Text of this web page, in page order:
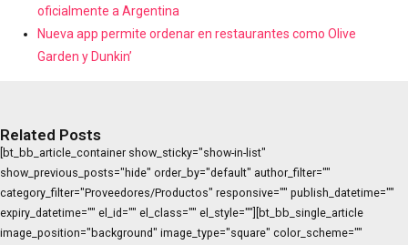
oficialmente a Argentina
Nueva app permite ordenar en restaurantes como Olive
Garden y Dunkin’
Related Posts
[bt_bb_article_container show_sticky="show-in-list"
show_previous_posts="hide" order_by="default" author_filter=""
category_filter="Proveedores/Productos" responsive="" publish_datetime=""
expiry_datetime="" el_id="" el_class="" el_style=""][bt_bb_single_article
image_position="background" image_type="square" color_scheme=""